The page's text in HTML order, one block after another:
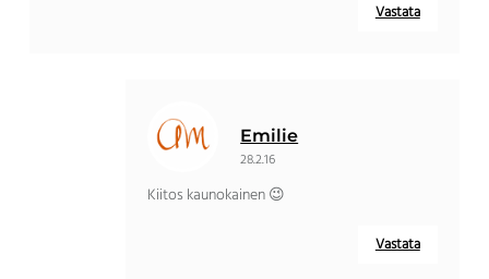
Vastata
Emilie
28.2.16
Kiitos kaunokainen 😉
Vastata